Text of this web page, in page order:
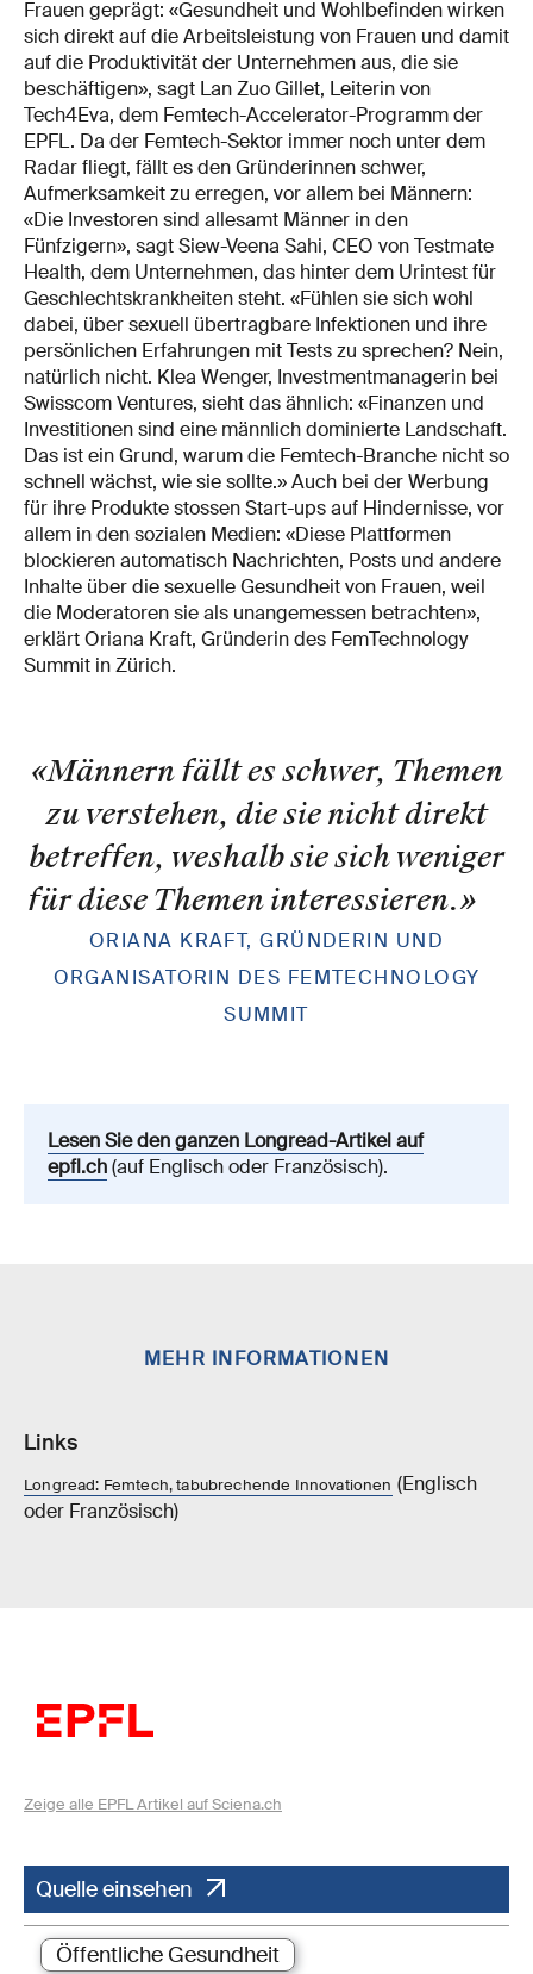
Frauen geprägt: «Gesundheit und Wohlbefinden wirken
sich direkt auf die Arbeitsleistung von Frauen und damit
auf die Produktivität der Unternehmen aus, die sie
beschäftigen», sagt Lan Zuo Gillet, Leiterin von
Tech4Eva, dem Femtech-Accelerator-Programm der
EPFL. Da der Femtech-Sektor immer noch unter dem
Radar fliegt, fällt es den Gründerinnen schwer,
Aufmerksamkeit zu erregen, vor allem bei Männern:
«Die Investoren sind allesamt Männer in den
Fünfzigern», sagt Siew-Veena Sahi, CEO von Testmate
Health, dem Unternehmen, das hinter dem Urintest für
Geschlechtskrankheiten steht. «Fühlen sie sich wohl
dabei, über sexuell übertragbare Infektionen und ihre
persönlichen Erfahrungen mit Tests zu sprechen? Nein,
natürlich nicht. Klea Wenger, Investmentmanagerin bei
Swisscom Ventures, sieht das ähnlich: «Finanzen und
Investitionen sind eine männlich dominierte Landschaft.
Das ist ein Grund, warum die Femtech-Branche nicht so
schnell wächst, wie sie sollte.» Auch bei der Werbung
für ihre Produkte stossen Start-ups auf Hindernisse, vor
allem in den sozialen Medien: «Diese Plattformen
blockieren automatisch Nachrichten, Posts und andere
Inhalte über die sexuelle Gesundheit von Frauen, weil
die Moderatoren sie als unangemessen betrachten»,
erklärt Oriana Kraft, Gründerin des FemTechnology
Summit in Zürich.
«Männern fällt es schwer, Themen
zu verstehen, die sie nicht direkt
betreffen, weshalb sie sich weniger
für diese Themen interessieren.»
ORIANA KRAFT, GRÜNDERIN UND
ORGANISATORIN DES FEMTECHNOLOGY
SUMMIT
Lesen Sie den ganzen Longread-Artikel auf
epfl.ch(auf Englisch oder Französisch).
MEHR INFORMATIONEN
Links
Longread: Femtech, tabubrechende Innovationen (Englisch
oder Französisch)
Zeige alle EPFL Artikel auf Sciena.ch
Quelle einsehen
Öffentliche Gesundheit